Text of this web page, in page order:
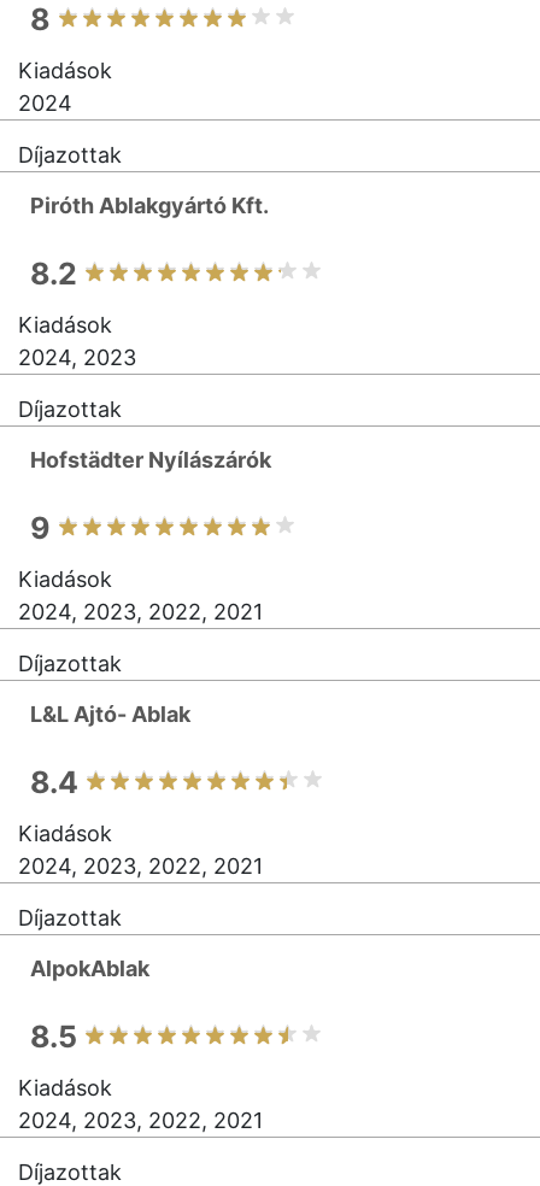
8
Kiadások
2024
Díjazottak
Piróth Ablakgyártó Kft.
8.2
Kiadások
2024, 2023
Díjazottak
Hofstädter Nyílászárók
9
Kiadások
2024, 2023, 2022, 2021
Díjazottak
L&L Ajtó- Ablak
8.4
Kiadások
2024, 2023, 2022, 2021
Díjazottak
AlpokAblak
8.5
Kiadások
2024, 2023, 2022, 2021
Díjazottak